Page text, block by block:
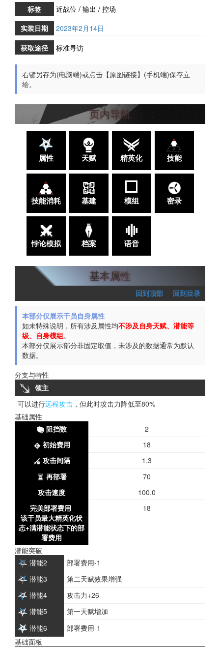
标签
近战位 / 输出 / 控场
实装日期
2023年2月14日
获取途径
标准寻访
右键另存为(电脑端)或点击【原图链接】(手机端)保存立
绘。
页内导航
属性 天赋 精英化 技能
技能消耗 基建 模组 密录
悖论模拟 档案 语音
基本属性
回到顶部 回到目录
本部分仅展示干员自身属性
如未特殊说明，所有涉及属性均不涉及自身天赋、潜能等
级、自身模组。
本部分仅展示部分非固定取值，未涉及的数据通常为默认
数据。
分支与特性
领主
可以进行远程攻击，但此时攻击力降低至80%
基础属性
阻挡数
2
初始费用
18
攻击间隔
1.3
再部署
70
攻击速度
100.0
完美部署费用
该干员最大精英化状
态+满潜能状态下的部
署费用
18
潜能突破
潜能2
部署费用-1
潜能3
第二天赋效果增强
潜能4
攻击力+26
潜能5
第一天赋增加
潜能6
部署费用-1
基础面板